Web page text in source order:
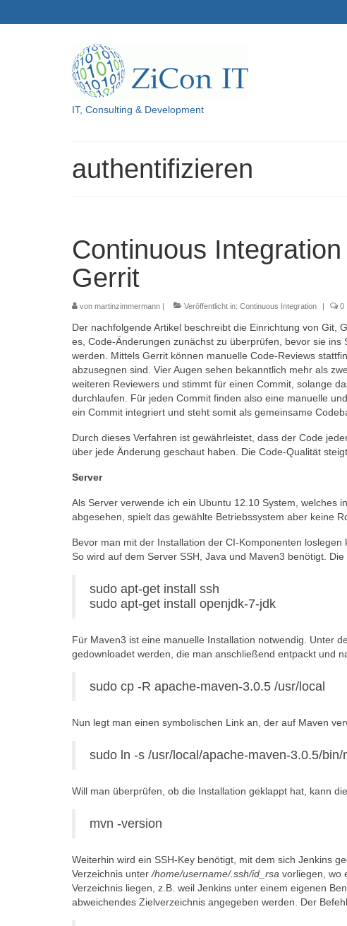
IT, Consulting & Development
authentifizieren
Continuous
Gerrit
von martinzimmermann | Veröffentlicht in: Continuous Integration | 0
Der nachfolgende Artikel beschreibt die Einrichtung von Git,
es, Code-Änderungen zunächst zu überprüfen, bevor sie
werden. Mittels Gerrit können manuelle Code-Reviews
abzusegnen sind. Vier Augen sehen bekanntlich mehr als
weiteren Reviewers und stimmt für einen Commit, solange
durchlaufen. Für jeden Commit finden also eine manuelle
ein Commit integriert und steht somit als gemeinsame
Durch dieses Verfahren ist gewährleistet, dass der Code
über jede Änderung geschaut haben. Die Code-Qualität
Server
Als Server verwende ich ein Ubuntu 12.10 System, welches
abgesehen, spielt das gewählte Betriebssystem aber keine
Bevor man mit der Installation der CI-Komponenten
So wird auf dem Server SSH, Java und Maven3 benötigt.
sudo apt-get install ssh
sudo apt-get install openjdk-7-jdk
Für Maven3 ist eine manuelle Installation notwendig. Unter
gedownloadet werden, die man anschließend entpackt und
sudo cp -R apache-maven-3.0.5 /usr/local
Nun legt man einen symbolischen Link an, der auf Maven
sudo ln -s /usr/local/apache-maven-3.0.5/bin/
Will man überprüfen, ob die Installation geklappt hat, kann
mvn -version
Weiterhin wird ein SSH-Key benötigt, mit dem sich Jenkins
Verzeichnis unter /home/username/.ssh/id_rsa vorliegen, wo
Verzeichnis liegen, z.B. weil Jenkins unter einem eigenen
abweichendes Zielverzeichnis angegeben werden. Der